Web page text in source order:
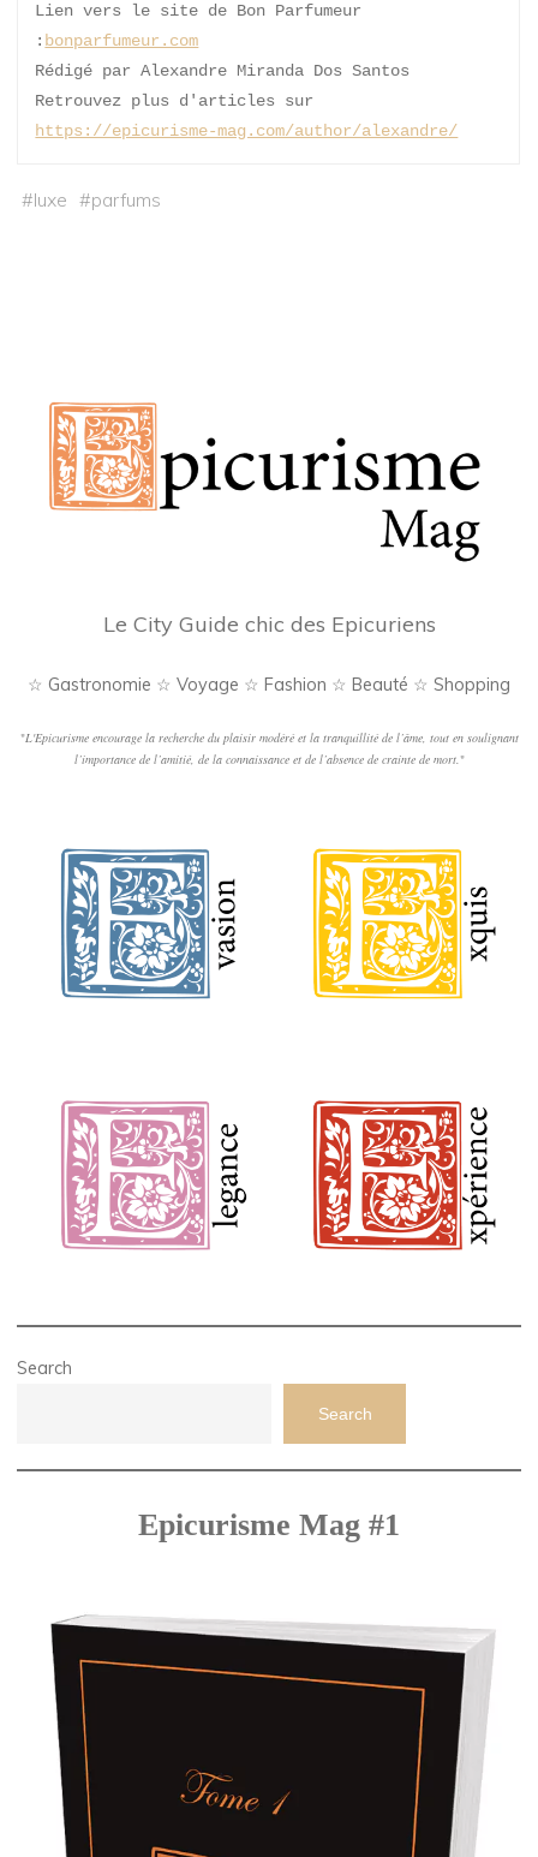
Lien vers le site de Bon Parfumeur
: bonparfumeur.com
Rédigé par Alexandre Miranda Dos Santos
https://epicurisme-mag.com/author/alexandre/
#luxe #parfums
Le City Guide chic des Epicuriens
☆ Gastronomie ☆ Voyage ☆ Fashion ☆ Beauté ☆ Shopping
"L'Epicurisme encourage la recherche du plaisir modéré et la tranquillité de l’âme, tout en soulignant
l’importance de l’amitié, de la connaissance et de l’absence de crainte de mort. "
Search
Search
Epicurisme Mag #1